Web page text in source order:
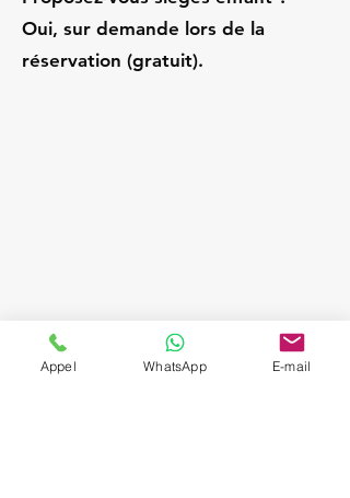
Oui, sur demande lors de la
réservation (gratuit).
Appel WhatsApp E-mail